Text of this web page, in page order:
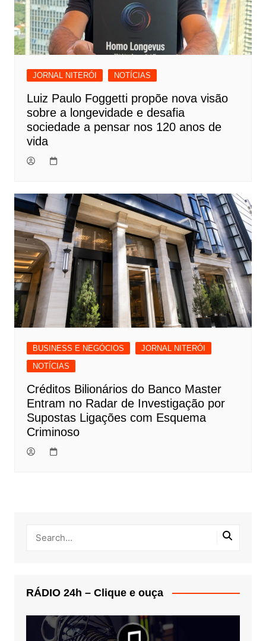
JORNAL NITERÓI NOTÍCIAS
Luiz Paulo Foggetti propõe nova visão
sobre a longevidade e desafia
sociedade a pensar nos 120 anos de
vida
BUSINESS E NEGÓCIOS
JORNAL NITERÓI
NOTÍCIAS
Créditos Bilionários do Banco Master
Entram no Radar de Investigação por
Supostas Ligações com Esquema
Criminoso
RÁDIO 24h – Clique e ouça